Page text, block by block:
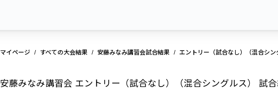
マイページ すべての大会結果 安藤みなみ講習会試合結果 エントリー（試合なし）（混合シ
安藤みなみ講習会 エントリー（試合なし）（混合シングルス） 試